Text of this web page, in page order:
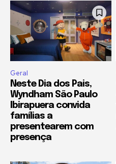
Geral
Neste Dia dos Pais,
Wyndham São Paulo
Ibirapuera convida
famílias a
presentearem com
presença